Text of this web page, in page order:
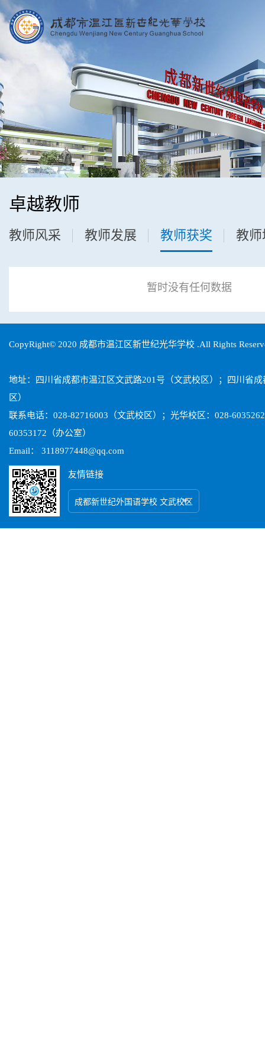
卓越教师
教师风采 教师发展 教师获奖 教
暂时没有任何数据
CopyRight© 2020 成都市温江区新世纪光华学校 .All Rights
地址：四川省成都市温江区文武路201号（文武校区）；四川省
区）
联系电话：028-82716003（文武校区）；光华校区：028-
60353172（办公室）
Email： 3118977448@qq.com
友情链接